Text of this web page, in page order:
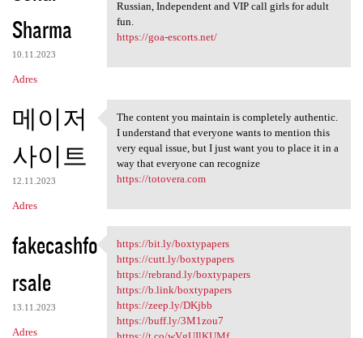
Sharma
10.11.2023
Adres
Russian, Independent and VIP call girls for adult
fun.
https://goa-escorts.net/
메이저
사이트
12.11.2023
Adres
The content you maintain is
The content you maintain is completely authentic.
I understand that everyone wants to mention this
very equal issue, but I just want you to place it in a
way that everyone can recognize
https://totovera.com
fakecashfo
rsale
13.11.2023
Adres
https://bit.ly/boxtypapers
https://bit.ly/boxtypapers
https://cutt.ly/boxtypapers
https://rebrand.ly/boxtypapers
https://b.link/boxtypapers
https://zeep.ly/DKjbb
https://buff.ly/3M1zou7